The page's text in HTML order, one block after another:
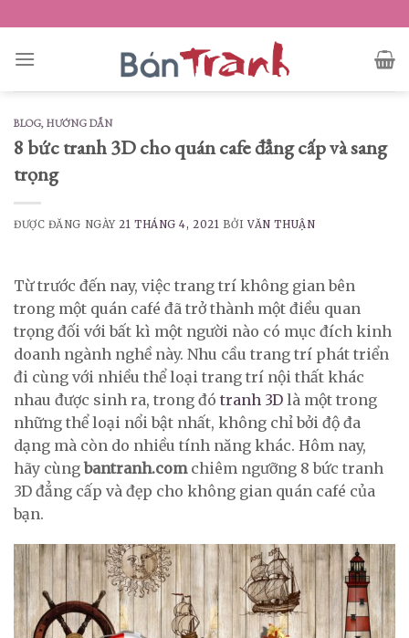
to
content
BLOG,HƯỚNG DẪN
8 bức tranh 3D cho quán cafe đẳng cấp và sang
trọng
ĐƯỢC ĐĂNG NGÀY 21 THÁNG 4, 2021 BỞIVĂN THUẬN
Từ trước đến nay, việc trang trí không gian bên
trong một quán café đã trở thành một điều quan
trọng đối với bất kì một người nào có mục đích kinh
doanh ngành nghề này. Nhu cầu trang trí phát triển
đi cùng với nhiều thể loại trang trí nội thất khác
nhau được sinh ra, trong đó tranh 3D là một trong
những thể loại nổi bật nhất, không chỉ bởi độ đa
dạng mà còn do nhiều tính năng khác. Hôm nay,
hãy cùngbantranh.comchiêm ngưỡng 8 bức tranh
3D đẳng cấp và đẹp cho không gian quán café của
bạn.